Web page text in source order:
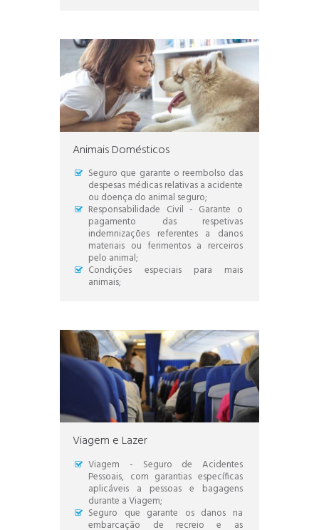
Animais Domésticos
Seguro que garante o reembolso das
despesas médicas relativas a acidente
ou doença do animal seguro;
Responsabilidade Civil - Garante o
pagamento das respetivas
indemnizações referentes a danos
materiais ou ferimentos a rerceiros
pelo animal;
Condições especiais para mais
animais;
Viagem e Lazer
Viagem - Seguro de Acidentes
Pessoais, com garantias específicas
aplicáveis a pessoas e bagagens
durante a Viagem;
Seguro que garante os danos na
embarcação de recreio e as